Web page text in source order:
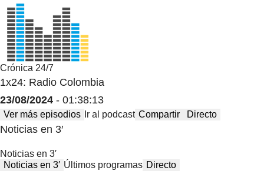
Crónica 24/7
1x24: Radio Colombia
23/08/2024 - 01:38:13
Ver más episodios Ir al podcast Compartir Directo
Noticias en 3′
Noticias en 3′
Noticias en 3′ Últimos programas Directo